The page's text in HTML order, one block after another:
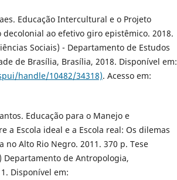
Educação Intercultural e o Projeto
decolonial ao efetivo giro epistêmico. 2018.
Sociais) - Departamento de Estudos
de Brasília, Brasília, 2018. Disponível em:
handle/10482/34318). Acesso em:
Educação para o Manejo e
a Escola ideal e a Escola real: Os dilemas
Alto Rio Negro. 2011. 370 p. Tese
de Antropologia,
Disponível em: